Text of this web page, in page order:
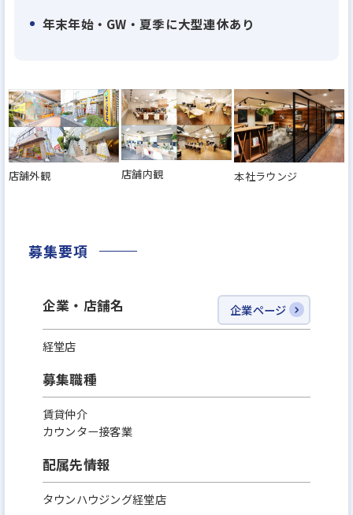
年末年始・GW・夏季に大型連休あり
店舗外観 店舗内観 本社ラウンジ
募集要項
企業・店舗名 企業ページ
経堂店
募集職種
賃貸仲介
カウンター接客業
配属先情報
タウンハウジング経堂店